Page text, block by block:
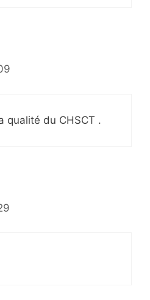
qualité du CHSCT .